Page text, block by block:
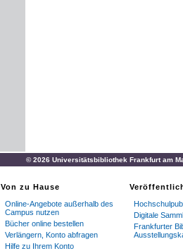
© 2026 Universitätsbibliothek Frankfurt am
Von zu Hause
Online-Angebote außerhalb des
Campus nutzen
Bücher online bestellen
Verlängern, Konto abfragen
Hilfe zu Ihrem Konto
Digitale
Frankfurter